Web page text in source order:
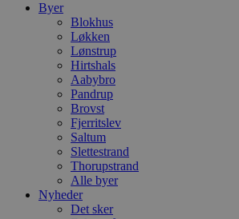
Byer
Blokhus
Løkken
Lønstrup
Hirtshals
Aabybro
Pandrup
Brovst
Fjerritslev
Saltum
Slettestrand
Thorupstrand
Alle byer
Nyheder
Det sker